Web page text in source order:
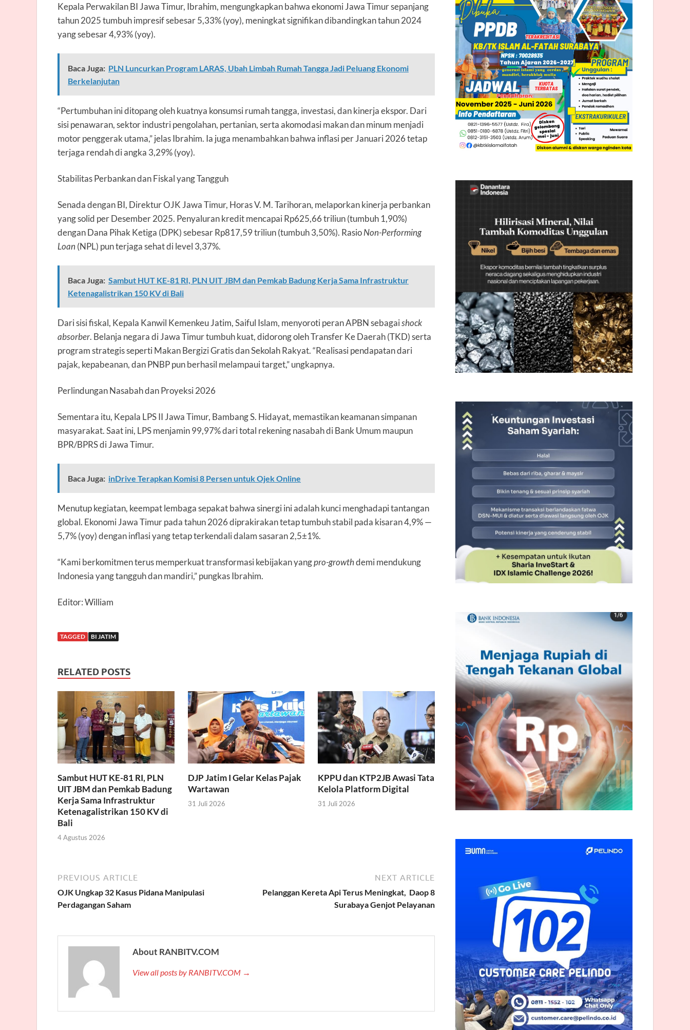
Kepala Perwakilan BI Jawa Timur, Ibrahim, mengungkapkan bahwa ekonomi Jawa Timur sepanjang
tahun 2025 tumbuh impresif sebesar 5,33% (yoy), meningkat signifikan dibandingkan tahun 2024
yang sebesar 4,93% (yoy).
Baca Juga: PLN Luncurkan Program LARAS, Ubah Limbah Rumah Tangga Jadi Peluang Ekonomi
Berkelanjutan
“Pertumbuhan ini ditopang oleh kuatnya konsumsi rumah tangga, investasi, dan kinerja ekspor. Dari
sisi penawaran, sektor industri pengolahan, pertanian, serta akomodasi makan dan minum menjadi
motor penggerak utama,” jelas Ibrahim. Ia juga menambahkan bahwa inflasi per Januari 2026 tetap
terjaga rendah di angka 3,29% (yoy).
Stabilitas Perbankan dan Fiskal yang Tangguh
Senada dengan BI, Direktur OJK Jawa Timur, Horas V. M. Tarihoran, melaporkan kinerja perbankan
yang solid per Desember 2025. Penyaluran kredit mencapai Rp625,66 triliun (tumbuh 1,90%)
dengan Dana Pihak Ketiga (DPK) sebesar Rp817,59 triliun (tumbuh 3,50%). RasioNon-Performing
Loan (NPL) pun terjaga sehat di level 3,37%.
Baca Juga: Sambut HUT KE-81 RI, PLN UIT JBM dan Pemkab Badung Kerja Sama Infrastruktur
Ketenagalistrikan 150 KV di Bali
Dari sisi fiskal, Kepala Kanwil Kemenkeu Jatim, Saiful Islam, menyoroti peran APBN sebagaishock
absorber. Belanja negara di Jawa Timur tumbuh kuat, didorong oleh Transfer Ke Daerah (TKD) serta
program strategis seperti Makan Bergizi Gratis dan Sekolah Rakyat. “Realisasi pendapatan dari
pajak, kepabeanan, dan PNBP pun berhasil melampaui target,” ungkapnya.
Perlindungan Nasabah dan Proyeksi 2026
Sementara itu, Kepala LPS II Jawa Timur, Bambang S. Hidayat, memastikan keamanan simpanan
masyarakat. Saat ini, LPS menjamin 99,97% dari total rekening nasabah di Bank Umum maupun
BPR/BPRS di Jawa Timur.
Baca Juga: inDrive Terapkan Komisi 8 Persen untuk Ojek Online
Menutup kegiatan, keempat lembaga sepakat bahwa sinergi ini adalah kunci menghadapi tantangan
global. Ekonomi Jawa Timur pada tahun 2026 diprakirakan tetap tumbuh stabil pada kisaran 4,9% —
5,7% (yoy) dengan inflasi yang tetap terkendali dalam sasaran 2,5±1%.
“Kami berkomitmen terus memperkuat transformasi kebijakan yangpro-growthdemi mendukung
Indonesia yang tangguh dan mandiri,” pungkas Ibrahim.
Editor: William
TAGGED BI JATIM
RELATED POSTS
Sambut HUT KE-81 RI, PLN
UIT JBM dan Pemkab Badung
Kerja Sama Infrastruktur
Ketenagalistrikan 150 KV di
Bali
4 Agustus 2026
DJP Jatim I Gelar Kelas Pajak
Wartawan
31 Juli 2026
KPPU dan KTP2JB Awasi Tata
Kelola Platform Digital
31 Juli 2026
PREVIOUS ARTICLE
OJK Ungkap 32 Kasus Pidana Manipulasi
Perdagangan Saham
NEXT ARTICLE
Pelanggan Kereta Api Terus Meningkat, Daop 8
Surabaya Genjot Pelayanan
About RANBITV.COM
View all posts by RANBITV.COM →